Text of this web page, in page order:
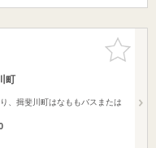
お気に入
りに追加
町
、揖斐川町はなももバスまたは